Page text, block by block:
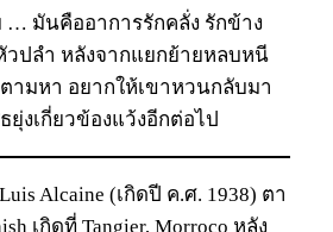
… มันคืออาการรักคลั่ง รักข้าง
วปลำ หลังจากแยกย้ายหลบหนี
ามหา อยากให้เขาหวนกลับมา
ยุ่งเกี่ยวข้องแว้งอีกต่อไป
Alcaine (เกิดปี ค.ศ. 1938) ตา
เกิดที่ Tangier, Morroco หลัง